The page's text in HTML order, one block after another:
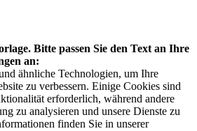
Bitte passen Sie den Text an Ihre
an:
ähnliche Technologien, um Ihre
zu verbessern. Einige Cookies sind
erforderlich, während andere
zu analysieren und unsere Dienste zu
finden Sie in unserer